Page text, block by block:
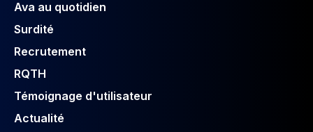
Ava au quotidien
Surdité
Recrutement
RQTH
Témoignage d'utilisateur
Actualité